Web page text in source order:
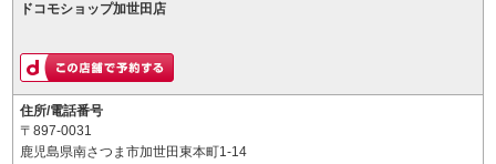
ドコモショップ加世田店
住所/電話番号
〒897-0031
鹿児島県南さつま市加世田東本町1-14